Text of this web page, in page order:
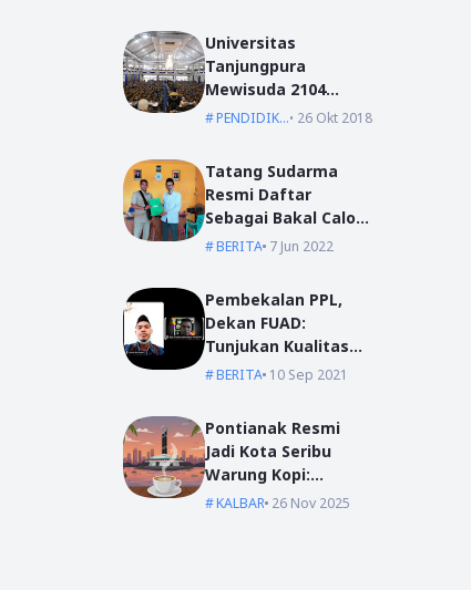
Universitas
Tanjungpura
Mewisuda 2104
Lulusan pada
PENDIDIKAN26 Okt 2018
Tatang Sudarma
Resmi Daftar
Sebagai Bakal Calon
Kepala Desa Mas
BERITA 7 Jun 2022
Pembekalan PPL,
Dekan FUAD:
Tunjukan Kualitas
Dengan Akhlak
BERITA 10 Sep 2021
Pontianak Resmi
Jadi Kota Seribu
Warung Kopi:
Jantung Komunikasi
KALBAR 26 Nov 2025